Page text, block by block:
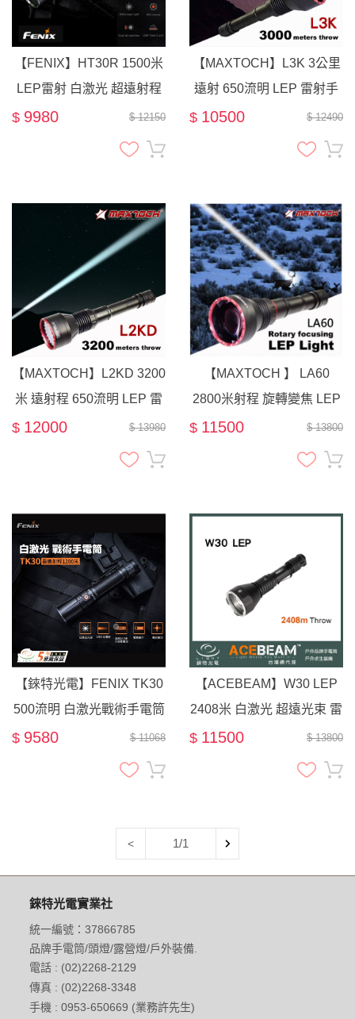
【FENIX】HT30R 1500米
LEP雷射 白激光 超遠射程
500流明 戰術手電筒$ 12150
$ 9980
【MAXTOCH】L3K 3公里
遠射 650流明 LEP 雷射手
電筒 l 適合 : 狩獵 搜索
$ 12490
$ 10500
【MAXTOCH】L2KD 3200
米 遠射程 650流明 LEP 雷
射手電筒 白激光$ 13980
$ 12000
【MAXTOCH 】 LA60
2800米射程 旋轉變焦 LEP
雷射手電筒 500流明 調焦
$ 13800
$ 11500
【錸特光電】FENIX TK30
500流明 白激光戰術手電筒
白雷射 光束1200米 可爆閃
超高遠射 兼容18650 W30
$ 11068
$ 9580
【ACEBEAM】W30 LEP
2408米 白激光 超遠光束 雷
射手電筒 500流明 / 潛水手
電筒 水下100米
$ 13800
$ 11500
< 1/1
錸特光電實業社
統一編號：37866785
品牌手電筒/頭燈/露營燈/戶外裝備.
電話 : (02)2268-2129
傳真 : (02)2268-3348
手機 : 0953-650669 (業務許先生)